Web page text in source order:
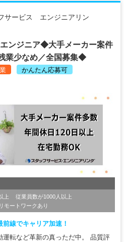
サービス エンジニアリン
ンジニア◆大手メーカー案件
業少なめ／全国募集◆
かんたん応募可
上
従業員数が1000人以上
モートワークあり
線でキャリア加速！
運転など革新の真っただ中。 品質評